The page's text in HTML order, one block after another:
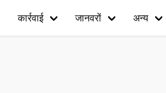
कार्रवाई जानवरों अन्य